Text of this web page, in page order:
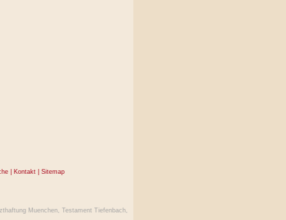
| Kontakt| Sitemap
Muenchen, Testament Tiefenbach,